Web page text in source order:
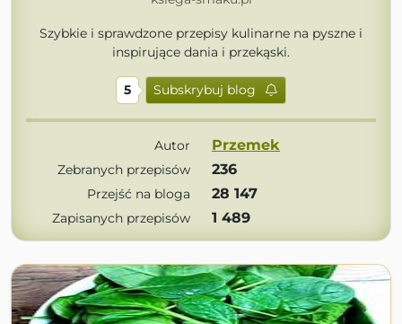
Szybkie i sprawdzone przepisy kulinarne na pyszne i
inspirujące dania i przekąski.
5 Subskrybuj blog
Autor Przemek
Zebranych przepisów 236
Przejść na bloga 28 147
Zapisanych przepisów 1 489